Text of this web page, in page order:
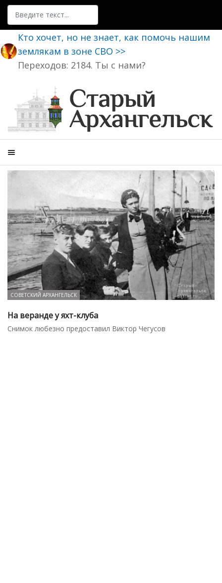
Поиск
Кто хочет, но не знает, как помочь нашим
землякам в зоне СВО >>
Переходов: 2184. Ты с нами?
СОВЕТСКИЙ АРХАНГЕЛЬСК
На веранде у яхт-клуба
Снимок любезно предоставил Виктор Чегусов